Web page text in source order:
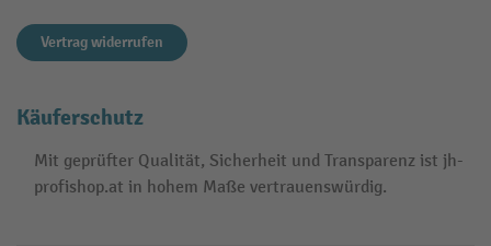
Vertrag widerrufen
Käuferschutz
Mit geprüfter Qualität, Sicherheit und Transparenz ist jh-
profishop.at in hohem Maße vertrauenswürdig.